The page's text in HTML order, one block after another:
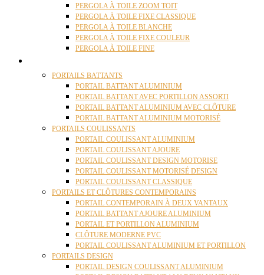
PERGOLA À TOILE ZOOM TOIT
PERGOLA À TOILE FIXE CLASSIQUE
PERGOLA À TOILE BLANCHE
PERGOLA À TOILE FIXE COULEUR
PERGOLA À TOILE FINE
PORTAILS BATTANTS
PORTAIL BATTANT ALUMINIUM
PORTAIL BATTANT AVEC PORTILLON ASSORTI
PORTAIL BATTANT ALUMINIUM AVEC CLÔTURE
PORTAIL BATTANT ALUMINIUM MOTORISÉ
PORTAILS COULISSANTS
PORTAIL COULISSANT ALUMINIUM
PORTAIL COULISSANT AJOURE
PORTAIL COULISSANT DESIGN MOTORISE
PORTAIL COULISSANT MOTORISÉ DESIGN
PORTAIL COULISSANT CLASSIQUE
PORTAILS ET CLÔTURES CONTEMPORAINS
PORTAIL CONTEMPORAIN À DEUX VANTAUX
PORTAIL BATTANT AJOURE ALUMINIUM
PORTAIL ET PORTILLON ALUMINIUM
CLÔTURE MODERNE PVC
PORTAIL COULISSANT ALUMINIUM ET PORTILLON
PORTAILS DESIGN
PORTAIL DESIGN COULISSANT ALUMINIUM